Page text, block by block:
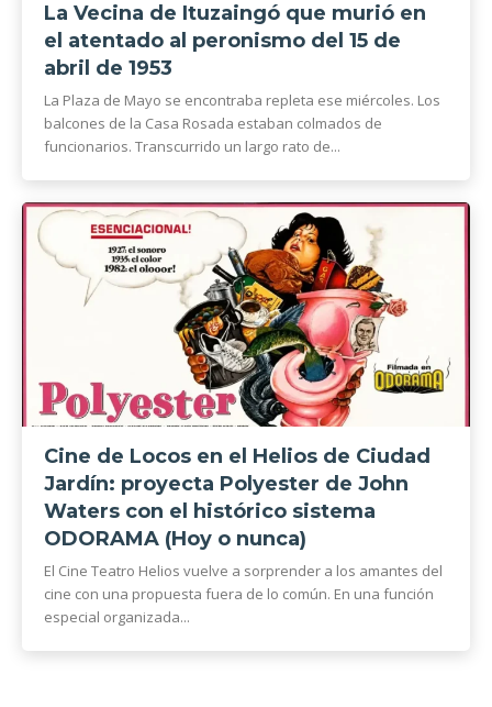
La Vecina de Ituzaingó que murió en
el atentado al peronismo del 15 de
abril de 1953
La Plaza de Mayo se encontraba repleta ese miércoles. Los
balcones de la Casa Rosada estaban colmados de
funcionarios. Transcurrido un largo rato de...
Cine de Locos en el Helios de Ciudad
Jardín: proyecta Polyester de John
Waters con el histórico sistema
ODORAMA (Hoy o nunca)
El Cine Teatro Helios vuelve a sorprender a los amantes del
cine con una propuesta fuera de lo común. En una función
especial organizada...